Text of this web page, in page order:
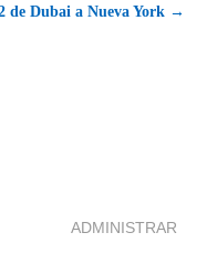
de Dubai a Nueva York →
ADMINISTRAR